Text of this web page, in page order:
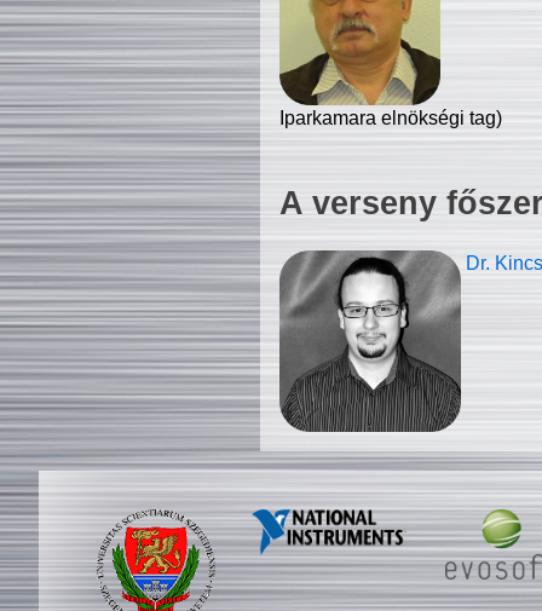
Iparkamara elnökségi tag)
A verseny
Dr.